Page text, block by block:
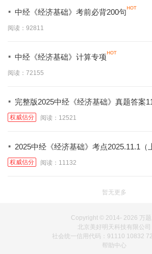
· 中经《经济基础》考前必背200句
阅读：92811
· 中经《经济基础》计算专项
阅读：72155
· 完整版2025中经《经济基础》真题答案
权威估分 阅读：12521
· 2025中经《经济基础》考点2025.11.1（
权威估分 阅读：11132
暂无更多
Copyright © 2014- 2026 万
北京美好明天科技有限公司
社会统一信用代码：91110 10832
帮助中心